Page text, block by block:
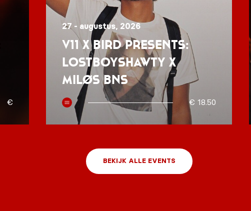
€
27 - augustus, 2026
V11 x BIRD presents:
Lostboyshawty x
MILØS BNS
€ 18.50
BEKIJK ALLE EVENTS